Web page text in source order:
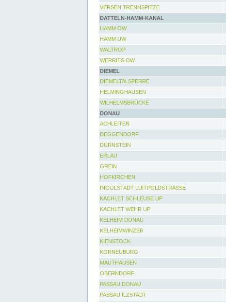
VERSEN TRENNSPITZE
DATTELN-HAMM-KANAL
HAMM OW
HAMM UW
WALTROP
WERRIES OW
DIEMEL
DIEMELTALSPERRE
HELMINGHAUSEN
WILHELMSBRÜCKE
DONAU
ACHLEITEN
DEGGENDORF
DÜRNSTEIN
ERLAU
GREIN
HOFKIRCHEN
INGOLSTADT LUITPOLDSTRASSE
KACHLET SCHLEUSE UP
KACHLET WEHR UP
KELHEIM DONAU
KELHEIMWINZER
KIENSTOCK
KORNEUBURG
MAUTHAUSEN
OBERNDORF
PASSAU DONAU
PASSAU ILZSTADT